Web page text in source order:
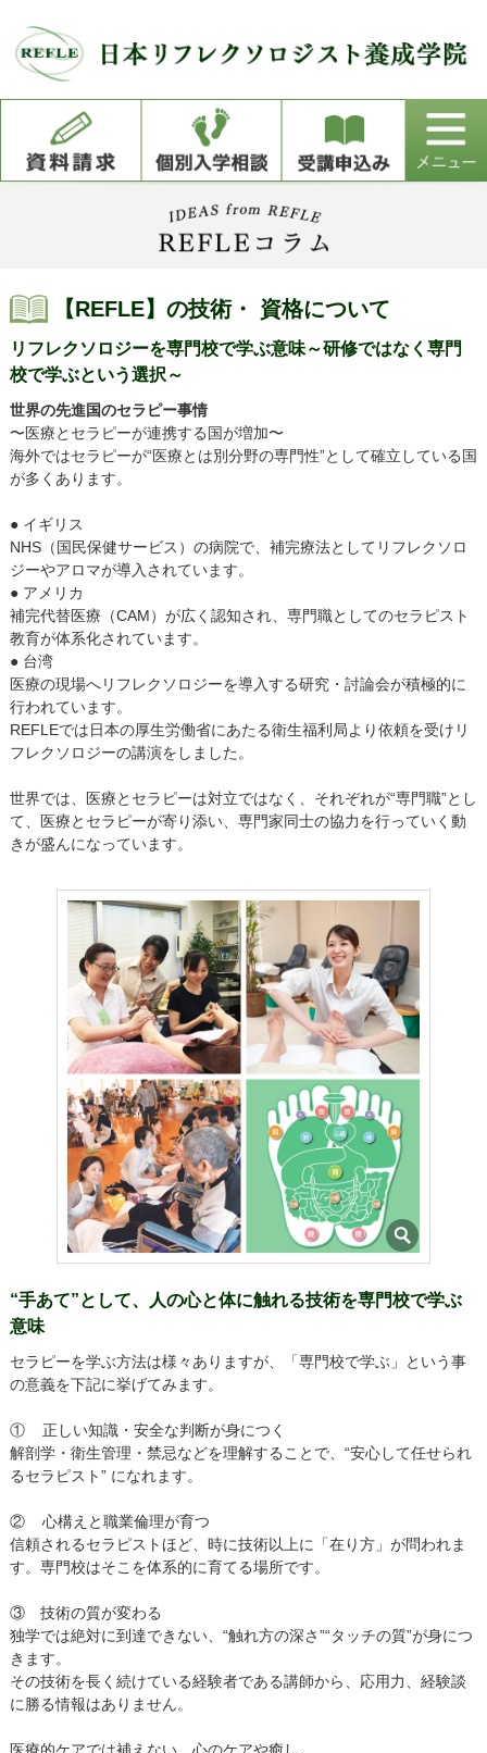
【REFLE】の技術・ 資格について
リフレクソロジーを専門校で学ぶ意味～研修ではなく専門
校で学ぶという選択～
世界の先進国のセラピー事情
〜医療とセラピーが連携する国が増加〜
海外ではセラピーが“医療とは別分野の専門性”として確立している国
が多くあります。
● イギリス
NHS（国民保健サービス）の病院で、補完療法としてリフレクソロ
ジーやアロマが導入されています。
● アメリカ
補完代替医療（CAM）が広く認知され、専門職としてのセラピスト
教育が体系化されています。
● 台湾
医療の現場へリフレクソロジーを導入する研究・討論会が積極的に
行われています。
REFLEでは日本の厚生労働省にあたる衛生福利局より依頼を受けリ
フレクソロジーの講演をしました。
世界では、医療とセラピーは対立ではなく、それぞれが“専門職”とし
て、医療とセラピーが寄り添い、専門家同士の協力を行っていく動
きが盛んになっています。
“手あて”として、人の心と体に触れる技術を専門校で学ぶ
意味
セラピーを学ぶ方法は様々ありますが、「専門校で学ぶ」という事
の意義を下記に挙げてみます。
① 正しい知識・安全な判断が身につく
解剖学・衛生管理・禁忌などを理解することで、“安心して任せられ
るセラピスト” になれます。
② 心構えと職業倫理が育つ
信頼されるセラピストほど、時に技術以上に「在り方」が問われま
す。専門校はそこを体系的に育てる場所です。
③ 技術の質が変わる
独学では絶対に到達できない、“触れ方の深さ”“タッチの質”が身につ
きます。
その技術を長く続けている経験者である講師から、応用力、経験談
に勝る情報はありません。
医療的ケアでは補えない、心のケアや癒し。